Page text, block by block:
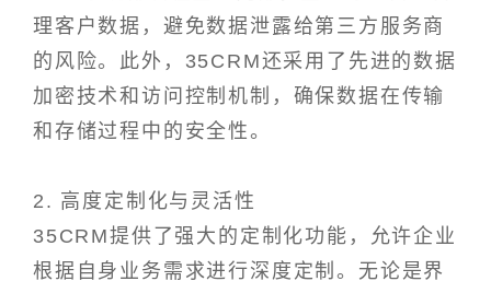
理客户数据，避免数据泄露给第三方服务商
的风险。此外，35CRM还采用了先进的数据
加密技术和访问控制机制，确保数据在传输
和存储过程中的安全性。
2. 高度定制化与灵活性
35CRM提供了强大的定制化功能，允许企业
根据自身业务需求进行深度定制。无论是界